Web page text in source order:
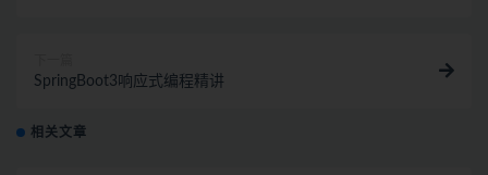
SpringBoot3响应式编程精讲
相关文章